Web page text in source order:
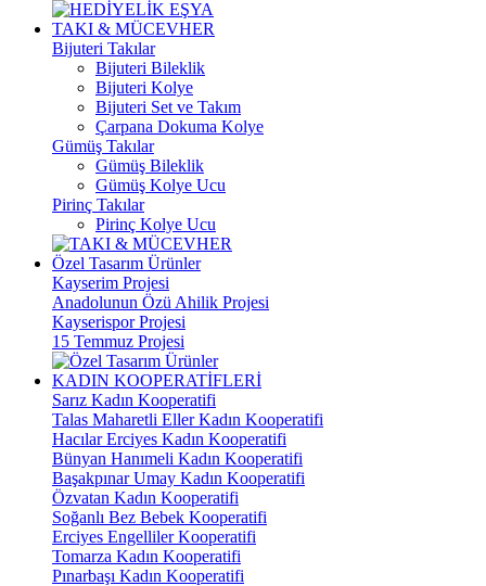
TAKI & MÜCEVHER
Bijuteri Takılar
Bijuteri Bileklik
Bijuteri Kolye
Bijuteri Set ve Takım
Çarpana Dokuma Kolye
Gümüş Takılar
Gümüş Bileklik
Gümüş Kolye Ucu
Pirinç Takılar
Pirinç Kolye Ucu
Özel Tasarım Ürünler
Kayserim Projesi
Anadolunun Özü Ahilik Projesi
Kayserispor Projesi
15 Temmuz Projesi
KADIN KOOPERATİFLERİ
Sarız Kadın Kooperatifi
Talas Maharetli Eller Kadın Kooperatifi
Hacılar Erciyes Kadın Kooperatifi
Bünyan Hanımeli Kadın Kooperatifi
Başakpınar Umay Kadın Kooperatifi
Özvatan Kadın Kooperatifi
Soğanlı Bez Bebek Kooperatifi
Erciyes Engelliler Kooperatifi
Tomarza Kadın Kooperatifi
Pınarbaşı Kadın Kooperatifi